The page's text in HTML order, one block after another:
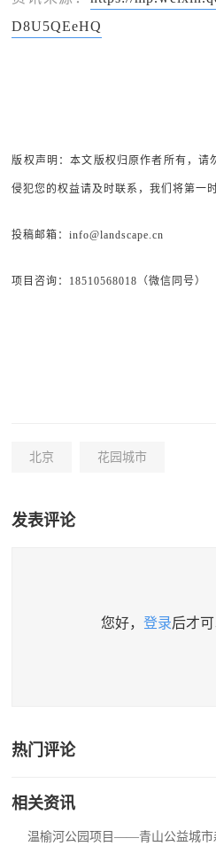
D8U5QEeHQ
版权声明：本文版权归原作者所有，请
侵犯您的权益请及时联系，我们将第一
投稿邮箱：info@landscape.cn
项目咨询：18510568018（微信同号）
北京 花园城市
发表评论
您好， 登录后才可
热门评论
相关资讯
温榆河公园项目——青山公益城市